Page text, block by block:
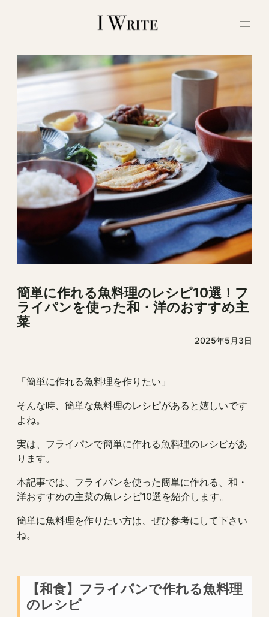
簡単に作れる魚料理のレシピ10選！フ
ライパンを使った和・洋のおすすめ主
菜
2025年5月3日
「簡単に作れる魚料理を作りたい」
そんな時、簡単な魚料理のレシピがあると嬉しいです
よね。
実は、フライパンで簡単に作れる魚料理のレシピがあ
ります。
本記事では、フライパンを使った簡単に作れる、和・
洋おすすめの主菜の魚レシピ10選を紹介します。
簡単に魚料理を作りたい方は、ぜひ参考にして下さい
ね。
【和食】フライパンで作れる魚料理
のレシピ